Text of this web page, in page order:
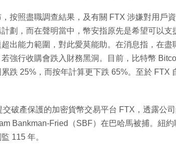
按照盡職調查結果，及有關 FTX 涉嫌對用戶
劃，而在聲明當中，幣安指原先是希望可以支
出能力範圍，對此愛莫能助。在消息指，在
強行收購會跌入財務黑洞。目前，比特幣
跌 25%，而按年計算更下跌 65%。至於 FTX
破產保護的加密貨幣交易平台 FTX，透露公
Bankman-Fried（SBF）在巴哈馬被捕。紐
115 年。